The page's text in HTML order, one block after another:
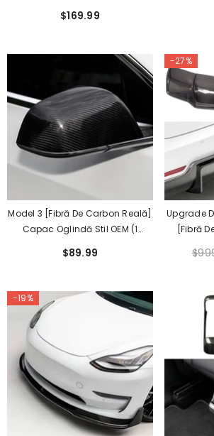
$169.99
Model 3 [Fibră De Carbon Reală]
Capac Oglindă Stil OEM (1
2024)
$89.99
-27%
Upgrade
[fibră
-19%